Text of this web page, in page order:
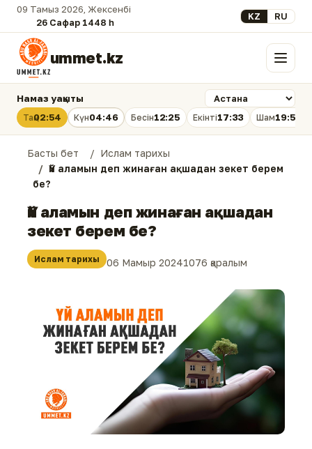
09 Тамыз 2026, Жексенбі
26 Сафар 1448 һ.
Select your
KZ RU
ummet.kz Мәзір
Намаз уақыты
Таң02:54 Күн04:46 Бесін12:25 Екінті17:33 Шам19:53
Басты бет
Ислам тарихы
Үй аламын деп жинаған ақшадан зекет берем
бе?
Үй аламын деп жинаған ақшадан
зекет берем бе?
Ислам тарихы 06 Мамыр 20241076 қаралым